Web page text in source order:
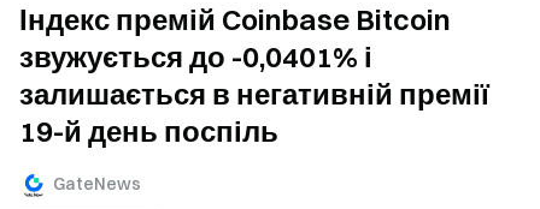
Індекс премій Coinbase Bitcoin
звужується до -0,0401% і
залишається в негативній премії
19-й день поспіль
GateNews